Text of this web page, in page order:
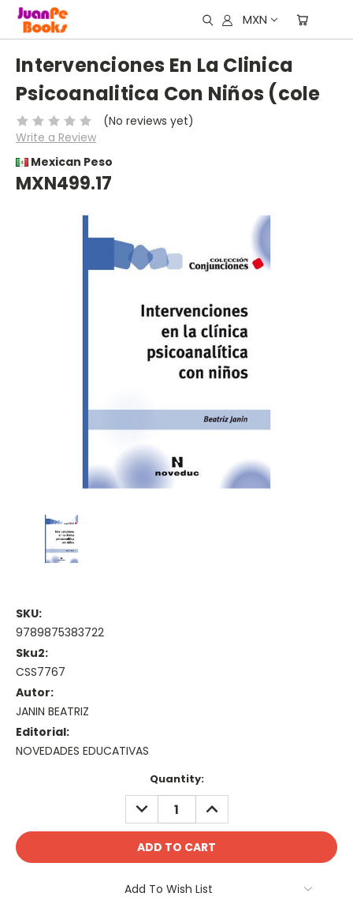
MXN
Intervenciones En La Clinica
Psicoanalitica Con Niños (cole
(No reviews yet)
Write a Review
Mexican Peso
MXN499.17
SKU:
9789875383722
Sku2:
CSS7767
Autor:
JANIN BEATRIZ
Editorial:
NOVEDADES EDUCATIVAS
Quantity:
DECREASE
QUANTITY:
INCREASE
QUANTITY:
Add To Wish List